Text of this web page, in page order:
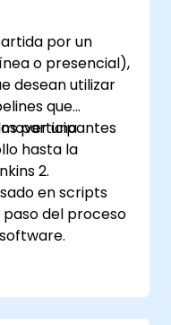
por un
o presencial),
desean utilizar
que
una
hasta la
participantes
2.
en scripts
del proceso
cuando el
un sistema de